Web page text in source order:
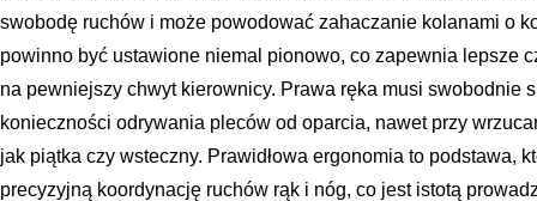
swobodę ruchów i może powodować zahaczanie kolanami o
powinno być ustawione niemal pionowo, co zapewnia lepsze
na pewniejszy chwyt kierownicy. Prawa ręka musi swobodnie
konieczności odrywania pleców od oparcia, nawet przy
jak piątka czy wsteczny. Prawidłowa ergonomia to podstawa,
precyzyjną koordynację ruchów rąk i nóg, co jest istotą